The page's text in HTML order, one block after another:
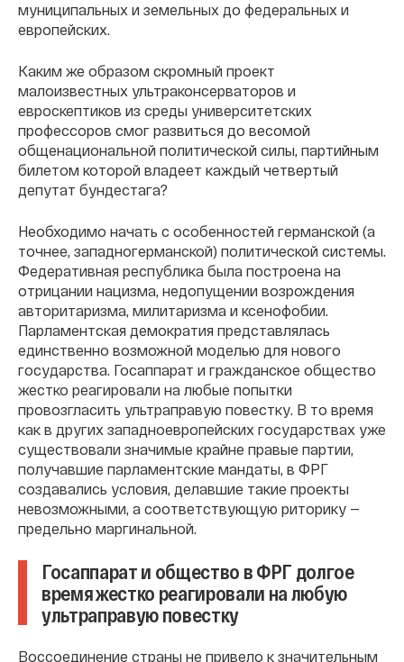
муниципальных и земельных до федеральных и
европейских.
Каким же образом скромный проект
малоизвестных ультраконсерваторов и
евроскептиков из среды университетских
профессоров смог развиться до весомой
общенациональной политической силы, партийным
билетом которой владеет каждый четвертый
депутат бундестага?
Необходимо начать с особенностей германской (а
точнее, западногерманской) политической системы.
Федеративная республика была построена на
отрицании нацизма, недопущении возрождения
авторитаризма, милитаризма и ксенофобии.
Парламентская демократия представлялась
единственно возможной моделью для нового
государства. Госаппарат и гражданское общество
жестко реагировали на любые попытки
провозгласить ультраправую повестку. В то время
как в других западноевропейских государствах уже
существовали значимые крайне правые партии,
получавшие парламентские мандаты, в ФРГ
создавались условия, делавшие такие проекты
невозможными, а соответствующую риторику —
предельно маргинальной.
Госаппарат и общество в ФРГ долгое
время жестко реагировали на любую
ультраправую повестку
Воссоединение страны не привело к значительным